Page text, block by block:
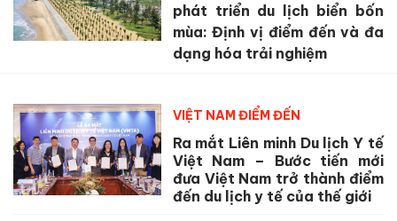
phát triển du lịch biển bốn
mùa: Định vị điểm đến và đa
dạng hóa trải nghiệm
VIỆT NAM ĐIỂM ĐẾN
Ra mắt Liên minh Du lịch Y tế
Việt Nam – Bước tiến mới
đưa Việt Nam trở thành điểm
đến du lịch y tế của thế giới